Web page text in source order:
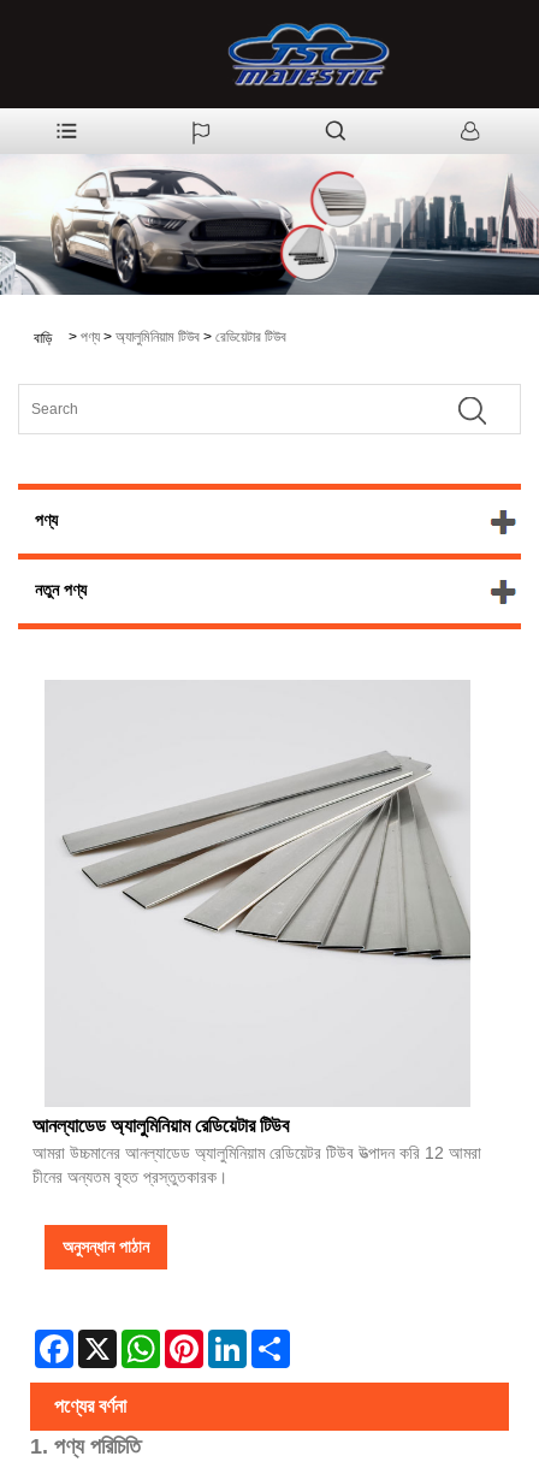
বাড়ি > পণ্য > অ্যালুমিনিয়াম টিউব > রেডিয়েটার টিউব
পণ্য
নতুন পণ্য
আনল্যাডেড অ্যালুমিনিয়াম রেডিয়েটার টিউব
আমরা উচ্চমানের আনল্যাডেড অ্যালুমিনিয়াম রেডিয়েটর টিউব উত্পাদন করি 12 আমরা
চীনের অন্যতম বৃহত প্রস্তুতকারক।
অনুসন্ধান পাঠান
Facebook
X WhatsAppPinterestLinkedIn
পণ্যের বর্ণনা
1. পণ্য পরিচিতি